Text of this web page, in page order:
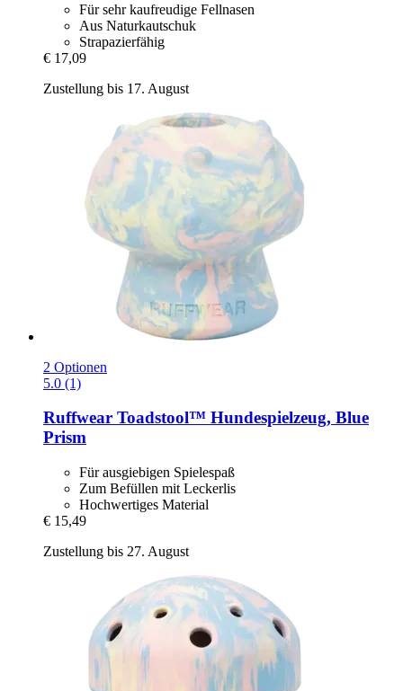
Für sehr kaufreudige Fellnasen
Aus Naturkautschuk
Strapazierfähig
€ 17,09
Zustellung bis 17. August
2 Optionen
5.0 (1)
Ruffwear Toadstool™ Hundespielzeug, Blue
Prism
Für ausgiebigen Spielespaß
Zum Befüllen mit Leckerlis
Hochwertiges Material
€ 15,49
Zustellung bis 27. August